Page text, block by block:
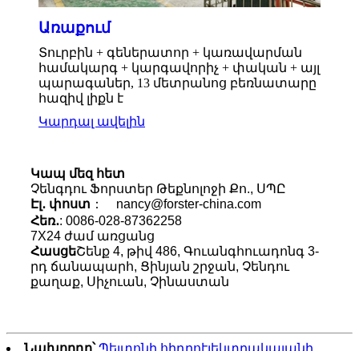
Առաքում
Տուրբին + գեներատոր + կառավարման
համակարգ + կարգավորիչ + փական + այլ
պարագաներ, 13 մետրանոց բեռնատարը
հազիվ լիքն է
Կարդալ ավելին
Կապ մեզ հետ
Չենգդու Ֆորստեր Թեքնոլոջի Քո., ՍՊԸ
Էլ․ փոստ ： nancy@forster-china.com
Հեռ․: 0086-028-87362258
7X24 ժամ առցանց
ՀասցեՇենք 4, թիվ 486, Գուանգհուադոնգ 3-
րդ ճանապարհ, Ցինյան շրջան, Չենդու
քաղաք, Սիչուան, Չինաստան